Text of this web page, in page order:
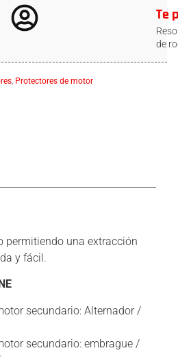
Te
de
, Protectores de motor
permitiendo una extracción
y fácil.
secundario: Alternador /
secundario: embrague /